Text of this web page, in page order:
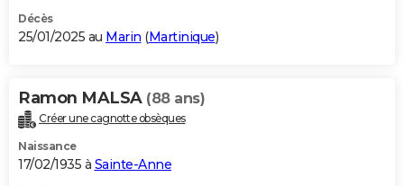
S'inscrire
Se connecter
Lycées
Collèges
Primaires
Universités
Entreprises
Service militaire
Avis de recherche
AVIS DE DÉCÈS
Bricolage
Lifestyle
Culture
Sport
Auto
Television
Voyage
Cinema
Décès
25/01/2025 au Marin (Martinique)
Ramon MALSA (88 ans)
Créer une cagnotte obsèques
Naissance
17/02/1935 à Sainte-Anne